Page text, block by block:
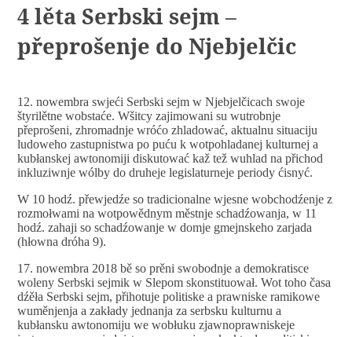
4 lěta Serbski sejm –
přeprošenje do Njebjelčic
12. nowembra swjeći Serbski sejm w Njebjelčicach swoje
štyrilětne wobstaće. Wšitcy zajimowani su wutrobnje
přeprošeni, zhromadnje wróćo zhladować, aktualnu situaciju
ludoweho zastupnistwa po puću k wotpohladanej kulturnej a
kubłanskej awtonomiji diskutować kaž tež wuhlad na přichod
inkluziwnje wólby do druheje legislaturneje periody ćisnyć.
W 10 hodź. přewjedźe so tradicionalne wjesne wobchodźenje z
rozmołwami na wotpowědnym městnje schadźowanja, w 11
hodź. zahaji so schadźowanje w domje gmejnskeho zarjada
(hłowna dróha 9).
17. nowembra 2018 bě so prěni swobodnje a demokratisce
woleny Serbski sejmik w Slepom skonstituował. Wot toho časa
dźěła Serbski sejm, přihotuje politiske a prawniske ramikowe
wuměnjenja a zakłady jednanja za serbsku kulturnu a
kubłansku awtonomiju we wobłuku zjawnoprawniskeje